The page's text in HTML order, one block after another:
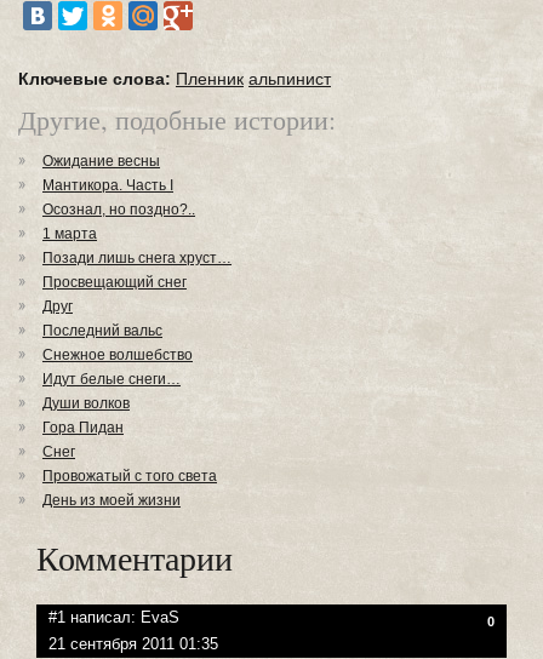
Ключевые слова: Пленник альпинист
Другие, подобные истории:
Ожидание весны
Мантикора. Часть I
Осознал, но поздно?..
1 марта
Позади лишь снега хруст…
Просвещающий снег
Друг
Последний вальс
Снежное волшебство
Идут белые снеги…
Души волков
Гора Пидан
Снег
Провожатый с того света
День из моей жизни
Комментарии
#1 написал: EvaS 0
21 сентября 2011 01:35